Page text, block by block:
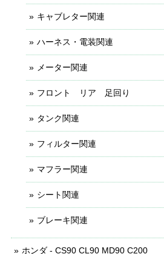
キャブレター関連
ハーネス・電装関連
メーター関連
フロント リア 足回り
タンク関連
フィルター関連
マフラー関連
シート関連
ブレーキ関連
ホンダ - CS90 CL90 MD90 C200